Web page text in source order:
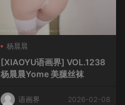
杨晨晨
[XIAOYU语画界] VOL.1238
杨晨晨Yome 美腿丝袜
语画界 2026-02-08